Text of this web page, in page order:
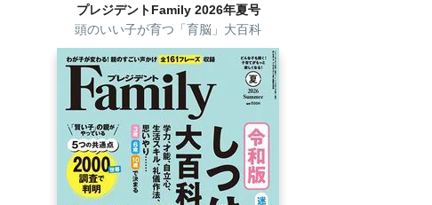
プレジデントFamily 2026年夏号
頭のいい子が育つ「育脳」大百科